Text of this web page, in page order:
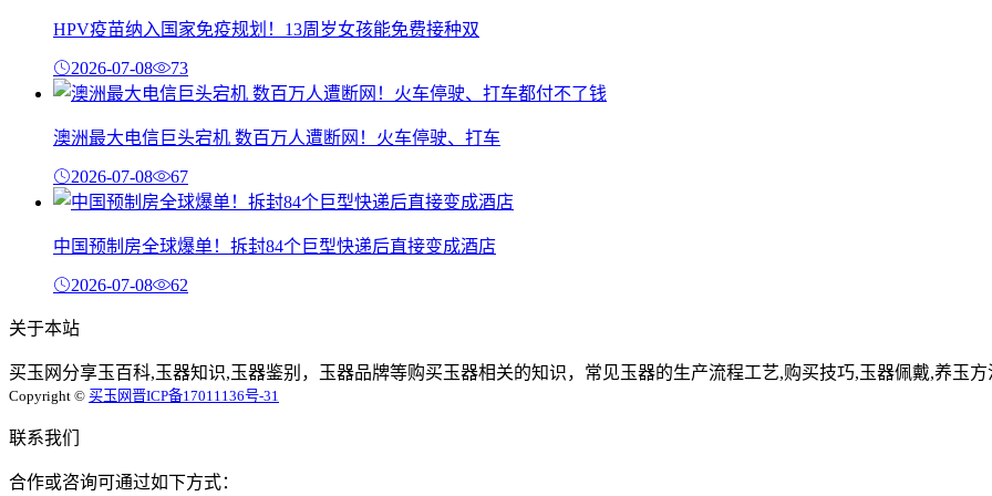
HPV疫苗纳入国家免疫规划！13周岁女孩能免费接种双
2026-07-08 73
澳洲最大电信巨头宕机 数百万人遭断网！火车停驶、打车
2026-07-08 67
中国预制房全球爆单！拆封84个巨型快递后直接变成酒店
2026-07-08 62
关于本站
买玉网分享玉百科,玉器知识,玉器鉴别，玉器品牌等购买玉器相关的知识，常见玉器的生产流程工艺,购买技巧,玉器佩戴,养玉方
Copyright © 买玉网晋ICP备17011136号-31
联系我们
合作或咨询可通过如下方式：